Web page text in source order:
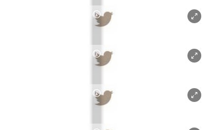
Copyright-Hinweis öffnen/
Copyright-Hinweis öffnen/
Copyright-Hinweis öffnen/